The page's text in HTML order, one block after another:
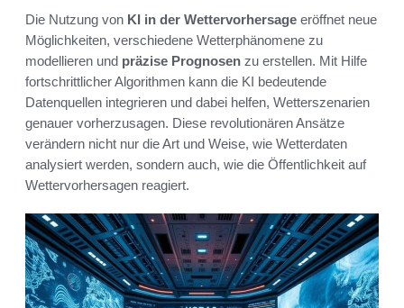
Die Nutzung von KI in der Wettervorhersage eröffnet neue
Möglichkeiten, verschiedene Wetterphänomene zu
modellieren und präzise Prognosen zu erstellen. Mit Hilfe
fortschrittlicher Algorithmen kann die KI bedeutende
Datenquellen integrieren und dabei helfen, Wetterszenarien
genauer vorherzusagen. Diese revolutionären Ansätze
verändern nicht nur die Art und Weise, wie Wetterdaten
analysiert werden, sondern auch, wie die Öffentlichkeit auf
Wettervorhersagen reagiert.